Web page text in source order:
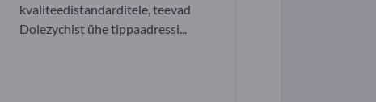
kvaliteedistandarditele, teevad
Dolezychist ühe tippaadressi...